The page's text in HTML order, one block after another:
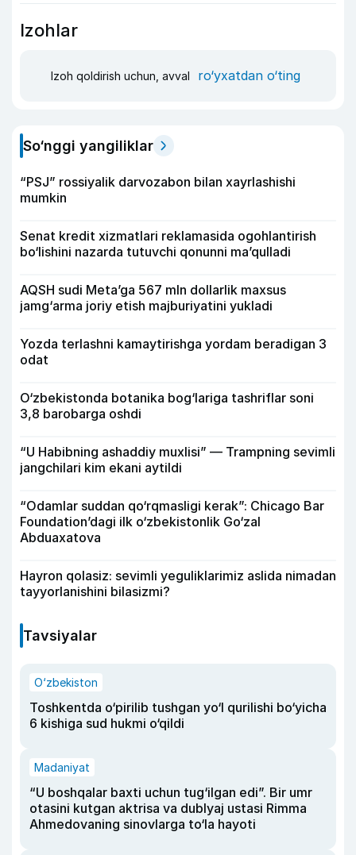
Izohlar
Izoh qoldirish uchun, avval ro‘yxatdan o‘ting
So‘nggi yangiliklar
“PSJ” rossiyalik darvozabon bilan xayrlashishi
mumkin
Senat kredit xizmatlari reklamasida ogohlantirish
bo‘lishini nazarda tutuvchi qonunni ma’qulladi
AQSH sudi Meta’ga 567 mln dollarlik maxsus
jamg‘arma joriy etish majburiyatini yukladi
Yozda terlashni kamaytirishga yordam beradigan 3
odat
O‘zbekistonda botanika bog‘lariga tashriflar soni
3,8 barobarga oshdi
“U Habibning ashaddiy muxlisi” — Trampning sevimli
jangchilari kim ekani aytildi
“Odamlar suddan qo‘rqmasligi kerak”: Chicago Bar
Foundation’dagi ilk o‘zbekistonlik Go‘zal
Abduaxatova
Hayron qolasiz: sevimli yeguliklarimiz aslida nimadan
tayyorlanishini bilasizmi?
Tavsiyalar
O‘zbekiston
Toshkentda o‘pirilib tushgan yo‘l qurilishi bo‘yicha
6 kishiga sud hukmi o‘qildi
Madaniyat
“U boshqalar baxti uchun tug‘ilgan edi”. Bir umr
otasini kutgan aktrisa va dublyaj ustasi Rimma
Ahmedovaning sinovlarga to‘la hayoti